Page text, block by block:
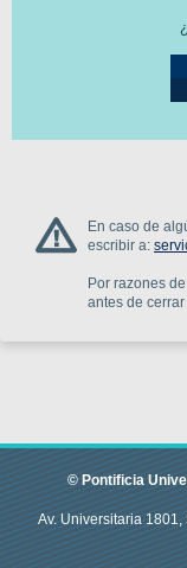
En caso de
escribir a:
Por razones
antes de
© Pontificia
Av. Universitaria